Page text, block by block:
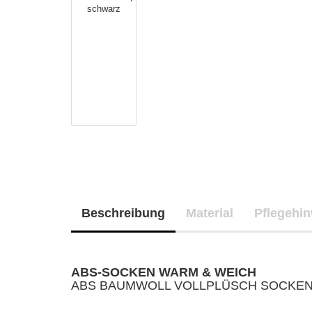
Beschreibung Material
ABS-SOCKEN WARM & WEICH
ABS BAUMWOLL VOLLPLÜSCH SOCKEN